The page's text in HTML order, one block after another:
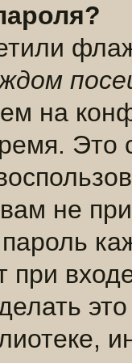
на
Это
не
пароль
при